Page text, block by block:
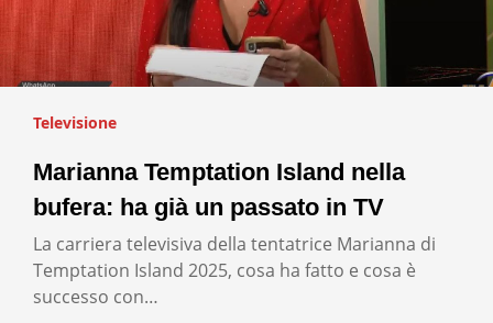
Televisione
Marianna Temptation Island nella
bufera: ha già un passato in TV
La carriera televisiva della tentatrice Marianna di
Temptation Island 2025, cosa ha fatto e cosa è
successo con…